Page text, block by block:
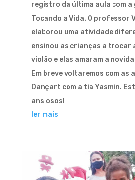
registro da última aula com a
Tocando a Vida. O professor
elaborou uma atividade
ensinou as crianças a trocar
violão e elas amaram a
Em breve voltaremos com as
Dançart com a tia Yasmin.
ansiosos!
ler mais